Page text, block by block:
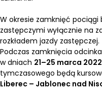
W okresie zamknięć
zastępczymi wyłącznie na
rozkładem jazdy zastępczej.
Podczas zamknięcia odcinka
w dniach 21–25 marca
tymczasowego będą
Liberec – Jablonec nad